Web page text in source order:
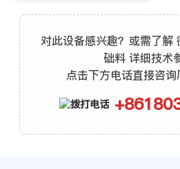
对此设备感兴趣？或需了解
础料 详细技术
点击下方电话直接咨询